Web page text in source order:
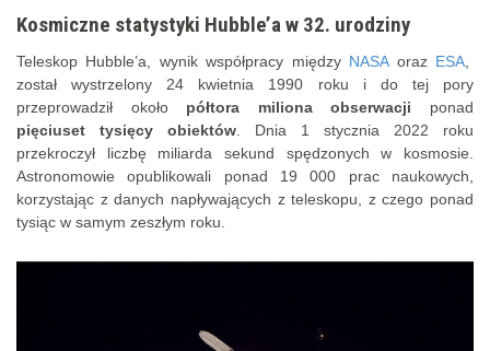
Kosmiczne statystyki Hubble’a w 32. urodziny
Teleskop Hubble’a, wynik współpracy między NASAoraz ESA
został wystrzelony 24 kwietnia 1990 roku i do tej pory
przeprowadził około półtora miliona obserwacji ponad
pięciuset tysięcy obiektów . Dnia 1 stycznia 2022 roku
przekroczył liczbę miliarda sekund spędzonych w kosmosie.
Astronomowie opublikowali ponad 19 000 prac naukowych,
korzystając z danych napływających z teleskopu, z czego ponad
tysiąc w samym zeszłym roku.